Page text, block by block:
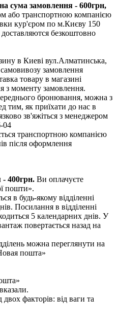
сума замовлення - 600грн,
або транспортною компанією
кур'єром по м.Києву 150
безкоштовно
в Киеві вул.Алматинська,
замовлення
товару в магазині
з моменту замовлення.
бронювання, можна з
тим, як приїхати до нас в
зв'яжіться з менеджером
04
транспортною компанією
після оформлення
- 400грн. Ви оплачуєте
пошти».
в будь-якому відділенні
Посилання в відділенні
5 календарних днів. У
повертається назад на
можна переглянути на
пошта»
двох факторів: від ваги та